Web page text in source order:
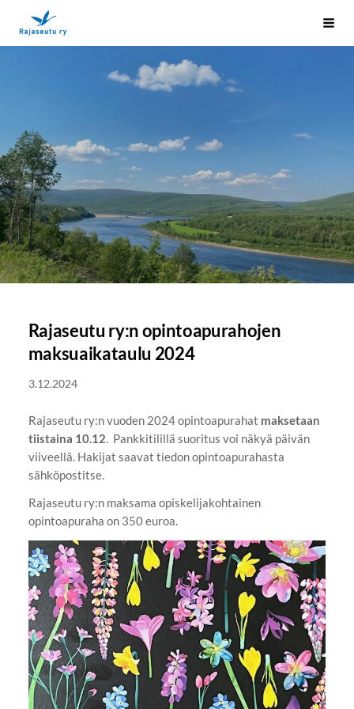
Siirry
sivun
Rajaseutu ry
Rajaseutu ry:n opintoapurahojen
maksuaikataulu 2024
3.12.2024
Rajaseutu ry:n vuoden 2024 opintoapurahat maksetaan
tiistaina 10.12 . Pankkitilillä suoritus voi näkyä päivän
viiveellä. Hakijat saavat tiedon opintoapurahasta
sähköpostitse.
Rajaseutu ry:n maksama opiskelijakohtainen
opintoapuraha on 350 euroa.